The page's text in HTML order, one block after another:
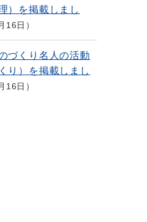
）を掲載しまし
16日
づくり名人の活動
り）を掲載しまし
16日